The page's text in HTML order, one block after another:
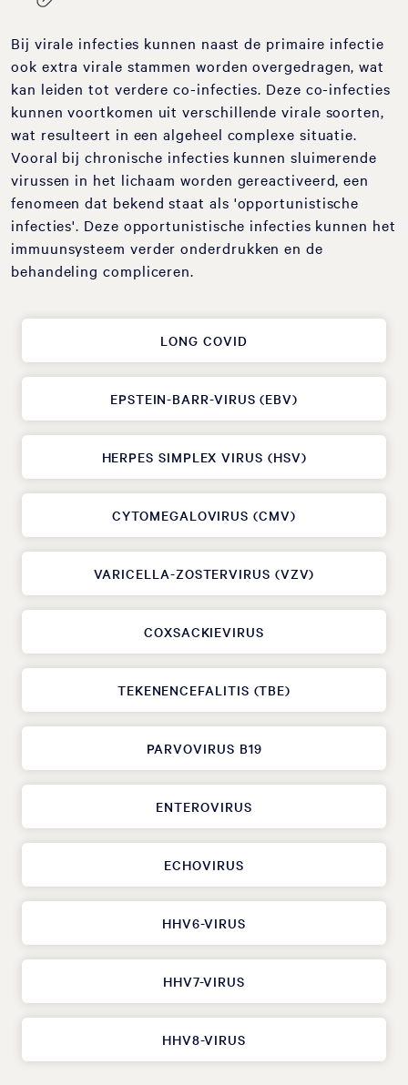
Bij virale infecties kunnen naast de primaire infectie
ook extra virale stammen worden overgedragen, wat
kan leiden tot verdere co-infecties. Deze co-infecties
kunnen voortkomen uit verschillende virale soorten,
wat resulteert in een algeheel complexe situatie.
Vooral bij chronische infecties kunnen sluimerende
virussen in het lichaam worden gereactiveerd, een
fenomeen dat bekend staat als 'opportunistische
infecties'. Deze opportunistische infecties kunnen het
immuunsysteem verder onderdrukken en de
behandeling compliceren.
LONG COVID
EPSTEIN-BARR-VIRUS (EBV)
HERPES SIMPLEX VIRUS (HSV)
CYTOMEGALOVIRUS (CMV)
VARICELLA-ZOSTERVIRUS (VZV)
COXSACKIEVIRUS
TEKENENCEFALITIS (TBE)
PARVOVIRUS B19
ENTEROVIRUS
ECHOVIRUS
HHV6-VIRUS
HHV7-VIRUS
HHV8-VIRUS